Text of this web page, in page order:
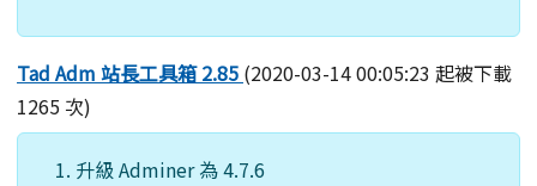
Tad Adm 站長工具箱 2.85 (2020-03-14 00:05:23 起被下載
1265 次)
升級 Adminer 為 4.7.6